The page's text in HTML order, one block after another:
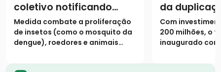
coletivo notificando
proprietários para
limpeza de lotes até 31
de janeiro
Medida combate a proliferação
de insetos (como o mosquito da
dengue), roedores e animais
da
urbano da
Com
200 milhões, o
inaugurado
marginais e 9